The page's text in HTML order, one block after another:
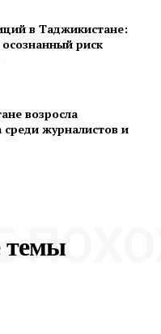
в Таджикистане:
риск
возросла
среди журналистов и
темы